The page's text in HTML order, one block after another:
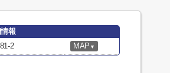
報
2 MAP ▼